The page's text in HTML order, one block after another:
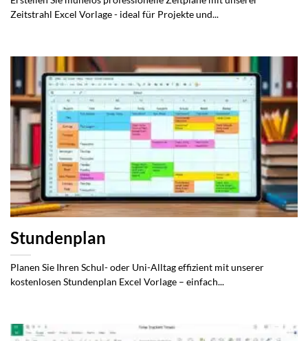
Zeitstrahl Excel Vorlage - ideal für Projekte und...
Stundenplan
Planen Sie Ihren Schul- oder Uni-Alltag effizient mit unserer
kostenlosen Stundenplan Excel Vorlage – einfach...